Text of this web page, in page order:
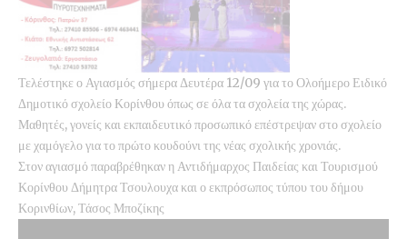
Τελέστηκε ο Αγιασμός σήμερα Δευτέρα 12/09 για το Ολοήμερο Ειδικό
Δημοτικό σχολείο Κορίνθου όπως σε όλα τα σχολεία της χώρας.
Μαθητές, γονείς και εκπαιδευτικό προσωπικό επέστρεψαν στο σχολείο
με χαμόγελο για το πρώτο κουδούνι της νέας σχολικής χρονιάς.
Στον αγιασμό παραβρέθηκαν η Αντιδήμαρχος Παιδείας και Τουρισμού
Κορίνθου Δήμητρα Τσουλουχα και ο εκπρόσωπος τύπου του δήμου
Κορινθίων, Τάσος Μποζίκης